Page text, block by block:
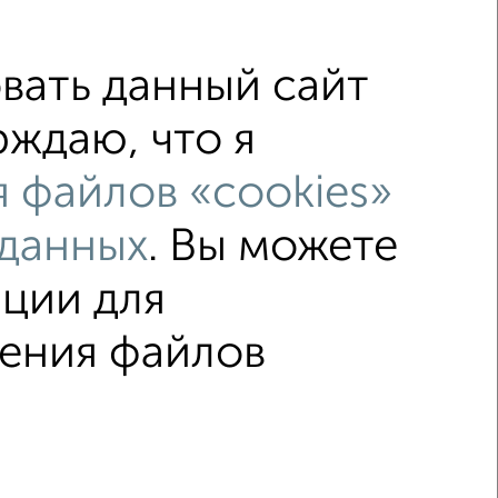
этаж не последний этаж
в панельном доме
данный сайт
что я
файлов «cookies»
. Вы можете
для
файлов